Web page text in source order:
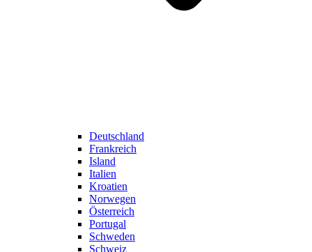
Deutschland
Frankreich
Island
Italien
Kroatien
Norwegen
Österreich
Portugal
Schweden
Schweiz